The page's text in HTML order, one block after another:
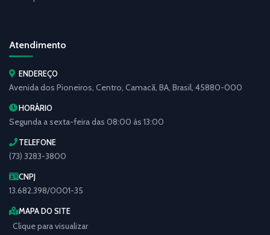
Atendimento
ENDEREÇO
Avenida dos Pioneiros, Centro, Camacã, BA, Brasil, 45880-000
HORÁRIO
Segunda a sexta-feira das 08:00 às 13:00
TELEFONE
(73) 3283-3800
CNPJ
13.682.398/0001-35
MAPA DO SITE
Clique para visualizar